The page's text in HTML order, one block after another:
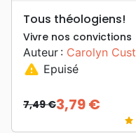
Tous théologiens!
Vivre nos convictions
Auteur : Carolyn
warning Epuisé
Prix de base
7,49 €
Prix 3,79 €
star